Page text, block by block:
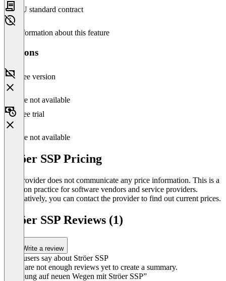
EU standard contract
No information about this feature
Versions
Free version
Feature not available
Free trial
Feature not available
Ströer SSP Pricing
The provider does not communicate any price information. This is a
common practice for software vendors and service providers.
Alternatively, you can contact the provider to find out current prices.
Ströer SSP Reviews (1)
Write a review
What users say about Ströer SSP
There are not enough reviews yet to create a summary.
“Werbung auf neuen Wegen mit Ströer SSP”